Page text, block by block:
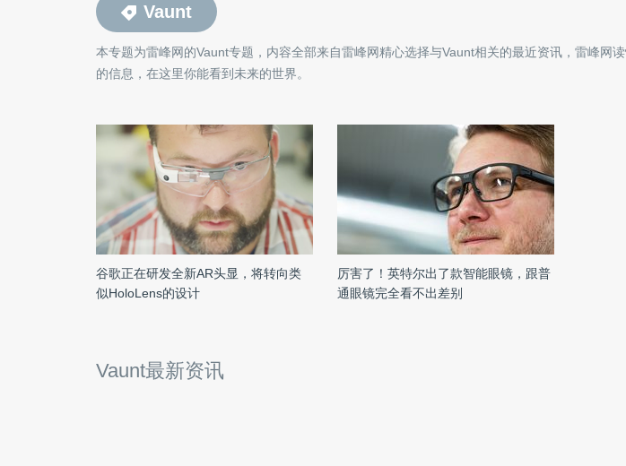
Vaunt
本专题为雷峰网的Vaunt专题，内容全部来自雷峰网精心选择与Vaunt相关的最近资讯，雷峰网
的信息，在这里你能看到未来的世界。
谷歌正在研发全新AR头显，将转向类
似HoloLens的设计
厉害了！英特尔出了款智能眼镜，跟普
通眼镜完全看不出差别
Vaunt最新资讯